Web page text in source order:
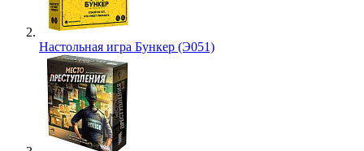
Настольная игра Бункер (Э051)